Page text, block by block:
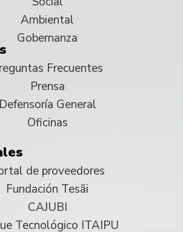
Ambiental
Gobernanza
Frecuentes
Prensa
Defensoría General
Oficinas
de proveedores
Fundación Tesãi
CAJUBI
Tecnológico ITAIPU